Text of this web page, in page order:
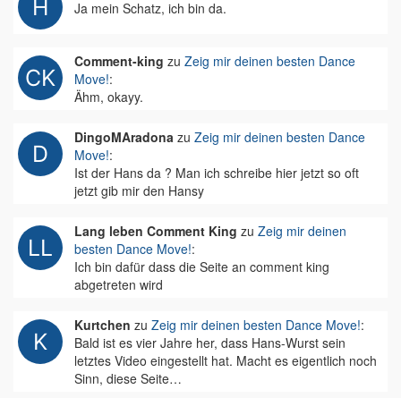
Ja mein Schatz, ich bin da.
Comment-king zu Zeig mir deinen besten Dance
Move!:
Ähm, okayy.
DingoMAradona zu Zeig mir deinen besten Dance
Move!:
Ist der Hans da ? Man ich schreibe hier jetzt so oft
jetzt gib mir den Hansy
Lang leben Comment King zu Zeig mir deinen
besten Dance Move!:
Ich bin dafür dass die Seite an comment king
abgetreten wird
Kurtchen zu Zeig mir deinen besten Dance Move!:
Bald ist es vier Jahre her, dass Hans-Wurst sein
letztes Video eingestellt hat. Macht es eigentlich noch
Sinn, diese Seite…